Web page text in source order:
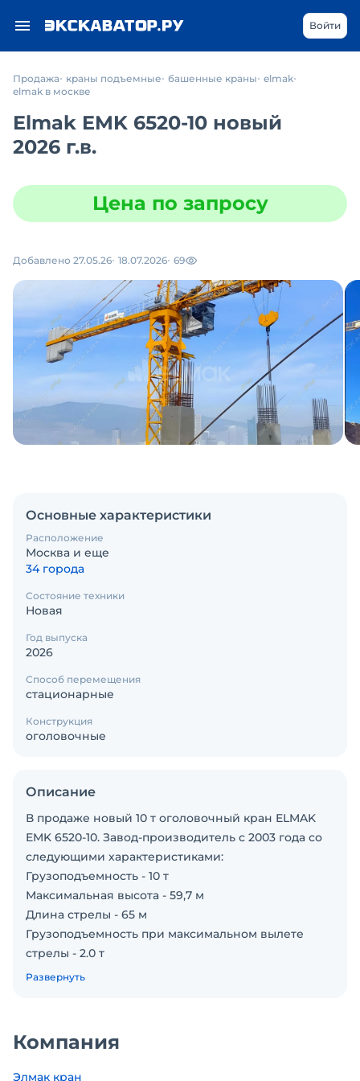
Войти
Продажа краны подъемные башенные краны elmak
elmak в москве
Elmak EMK 6520-10 новый
2026 г.в.
Цена по запросу
Добавлено 27.05.26 18.07.2026 69
Основные характеристики
Расположение
Москва и еще
34 города
Состояние техники
Новая
Год выпуска
2026
Способ перемещения
стационарные
Конструкция
оголовочные
Описание
В продаже новый 10 т оголовочный кран ELMAK
EMK 6520-10. Завод-производитель с 2003 года со
следующими характеристиками:
Грузоподъемность - 10 т
Максимальная высота - 59,7 м
Длина стрелы - 65 м
Грузоподъемность при максимальном вылете
стрелы - 2.0 т
Свободностоящая высота - 194,7 м
Офис производителя и сервис в Москве.
Развернуть
Компания
Элмак кран